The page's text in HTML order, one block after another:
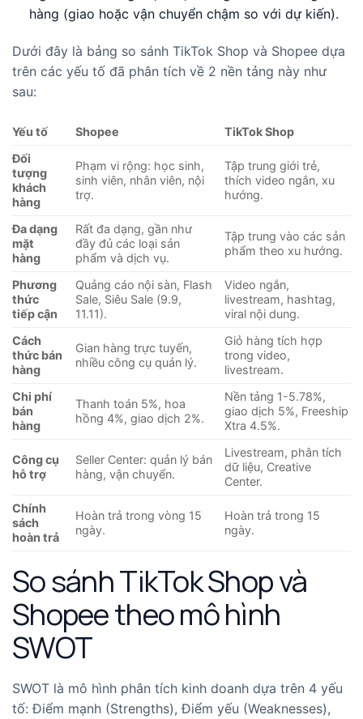
hàng (giao hoặc vận chuyển chậm so với dự kiến).
Dưới đây là bảng so sánh TikTok Shop và Shopee dựa
trên các yếu tố đã phân tích về 2 nền tảng này như
sau:
Yếu tố Shopee
TikTok Shop
Đối
tượng
khách
hàng
Phạm vi rộng: học sinh,
sinh viên, nhân viên, nội
trợ.
Tập trung giới trẻ,
thích video ngắn, xu
hướng.
Đa dạng
mặt
hàng
Rất đa dạng, gần như
đầy đủ các loại sản
phẩm và dịch vụ.
Tập trung vào các sản
phẩm theo xu hướng.
Phương
thức
tiếp cận
Quảng cáo nội sàn, Flash
Sale, Siêu Sale (9.9,
11.11).
Video ngắn,
livestream, hashtag,
viral nội dung.
Cách
thức bán
hàng
Gian hàng trực tuyến,
nhiều công cụ quản lý.
Giỏ hàng tích hợp
trong video,
livestream.
Chi phí
bán
hàng
Thanh toán 5%, hoa
hồng 4%, giao dịch 2%.
Nền tảng 1-5.78%,
giao dịch 5%, Freeship
Xtra 4.5%.
Công cụ
hỗ trợ
Seller Center: quản lý bán
hàng, vận chuyển.
Livestream, phân tích
dữ liệu, Creative
Center.
Chính
sách
hoàn trả
Hoàn trả trong vòng 15
ngày.
Hoàn trả trong 15
ngày.
So sánh TikTok Shop và
Shopee theo mô hình
SWOT
SWOT là mô hình phân tích kinh doanh dựa trên 4 yếu
tố: Điểm mạnh (Strengths), Điểm yếu (Weaknesses),